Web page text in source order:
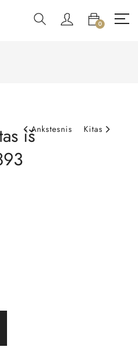
0
Ankstesnis Kitas
iš